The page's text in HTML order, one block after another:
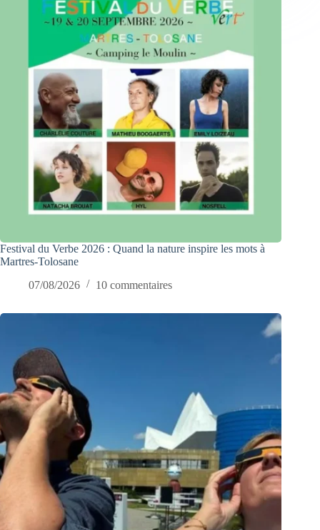
Festival du Verbe 2026 : Quand la nature inspire les mots à
Martres-Tolosane
07/08/2026
10 commentaires